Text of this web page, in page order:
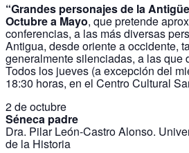
“Grandes personajes de la
Octubre a Mayo, que pretende
conferencias, a las más diversas
Antigua, desde oriente a occidente,
generalmente silenciadas, a las
Todos los jueves (a excepción del
18:30 horas, en el Centro Cultural
2 de octubre
Séneca padre
Dra. Pilar León-Castro Alonso.
de la Historia